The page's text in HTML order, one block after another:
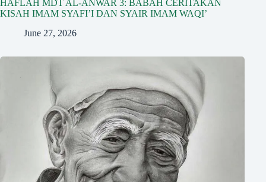
HAFLAH MDT AL-ANWAR 3: BABAH CERITAKAN
KISAH IMAM SYAFI’I DAN SYAIR IMAM WAQI’
June 27, 2026